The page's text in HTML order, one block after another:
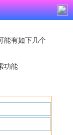
能有如下几个
功能